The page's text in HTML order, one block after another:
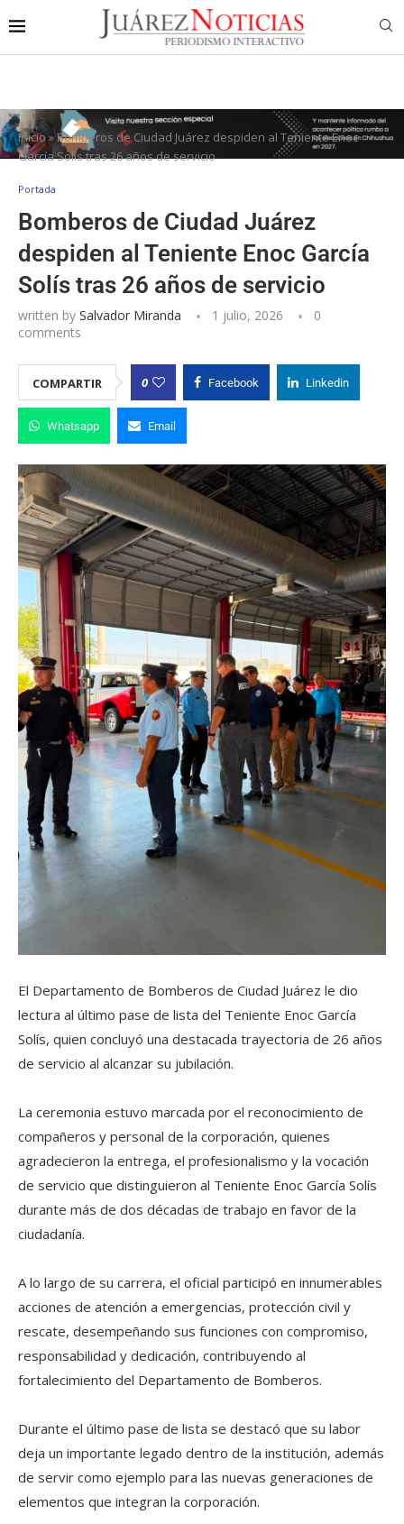
Inicio»Bomberos de Ciudad Juárez despiden al Teniente Enoc
García Solís tras 26 años de servicio
Portada
Bomberos de Ciudad Juárez
despiden al Teniente Enoc García
Solís tras 26 años de servicio
written by Salvador Miranda 1 julio, 2026
0
comments
COMPARTIR 0 Facebook Linkedin
Whatsapp Email
El Departamento de Bomberos de Ciudad Juárez le dio
lectura al último pase de lista del Teniente Enoc García
Solís, quien concluyó una destacada trayectoria de 26 años
de servicio al alcanzar su jubilación.
La ceremonia estuvo marcada por el reconocimiento de
compañeros y personal de la corporación, quienes
agradecieron la entrega, el profesionalismo y la vocación
de servicio que distinguieron al Teniente Enoc García Solís
durante más de dos décadas de trabajo en favor de la
ciudadanía.
A lo largo de su carrera, el oficial participó en innumerables
acciones de atención a emergencias, protección civil y
rescate, desempeñando sus funciones con compromiso,
responsabilidad y dedicación, contribuyendo al
fortalecimiento del Departamento de Bomberos.
Durante el último pase de lista se destacó que su labor
deja un importante legado dentro de la institución, además
de servir como ejemplo para las nuevas generaciones de
elementos que integran la corporación.